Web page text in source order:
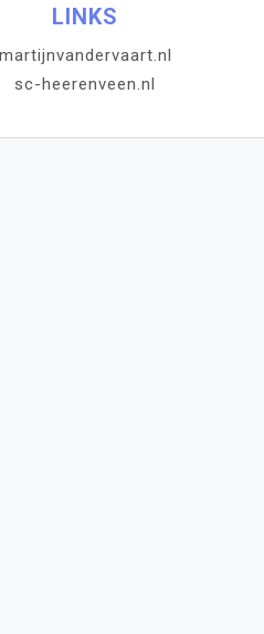
LINKS
martijnvandervaart.nl
sc-heerenveen.nl